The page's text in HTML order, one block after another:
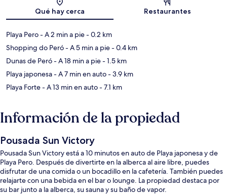
Sección del mapa
Qué hay cerca Restaurantes
Playa Pero- A 2 min a pie- 0.2 km
Shopping do Peró- A 5 min a pie- 0.4 km
Dunas de Peró- A 18 min a pie- 1.5 km
Playa japonesa- A 7 min en auto- 3.9 km
Playa Forte- A 13 min en auto- 7.1 km
Información de la propiedad
Pousada Sun Victory
Pousada Sun Victory está a 10 minutos en auto de Playa japonesa y de
Playa Pero. Después de divertirte en la alberca al aire libre, puedes
disfrutar de una comida o un bocadillo en la cafetería. También puedes
relajarte con una bebida en el bar o lounge. La propiedad destaca por
su bar junto a la alberca, su sauna y su baño de vapor.